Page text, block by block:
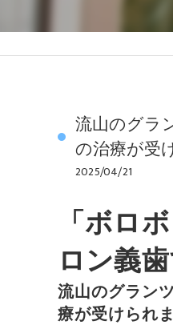
流山のグラ
の治療が受
2025/04/21
流山のグラン
療が受けられま
「ボロ
ロン義